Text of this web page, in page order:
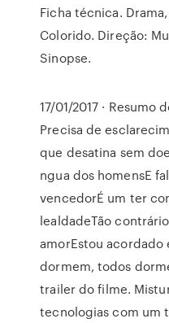
Ficha técnica.
Colorido. Direção:
Sinopse.
17/01/2017 ·
Precisa de
que desatina sem
ngua dos homensE
vencedorÉ um ter
lealdadeTão
amorEstou
dormem, todos
trailer do filme.
tecnologias com um